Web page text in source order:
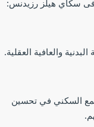
سكاي هيلز رزيدنس:
والعافية العقلية.
السكني في تحسين